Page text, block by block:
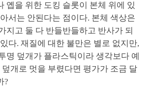
옙을 위한 도킹 슬롯이 본체 위에 있
서는 안된다는 점이다. 본체 색상은
지고 둘 다 반들반들하고 반사가 되
다. 재질에 대한 불만은 별로 없지만,
명 덮개가 플라스틱이라 생각보다 예
개로 멋을 부렸다면 평가가 조금 달
?